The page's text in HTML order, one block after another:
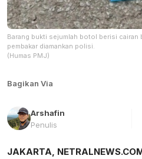
Barang bukti sejumlah botol berisi cairan
pembakar diamankan polisi.
(Humas PMJ)
Bagikan Via
Arshafin
Penulis
JAKARTA,